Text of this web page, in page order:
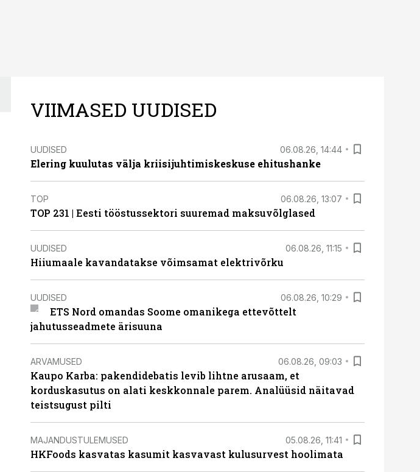
VIIMASED UUDISED
UUDISED 06.08.26, 14:44
Elering kuulutas välja kriisijuhtimiskeskuse ehitushanke
TOP 06.08.26, 13:07
TOP 231 | Eesti tööstussektori suuremad maksuvõlglased
UUDISED 06.08.26, 11:15
Hiiumaale kavandatakse võimsamat elektrivõrku
UUDISED 06.08.26, 10:29
ETS Nord omandas Soome omanikega ettevõttelt
jahutusseadmete ärisuuna
ARVAMUSED 06.08.26, 09:03
Kaupo Karba: pakendidebatis levib lihtne arusaam, et
korduskasutus on alati keskkonnale parem. Analüüsid näitavad
teistsugust pilti
MAJANDUSTULEMUSED 05.08.26, 11:41
HKFoods kasvatas kasumit kasvavast kulusurvest hoolimata